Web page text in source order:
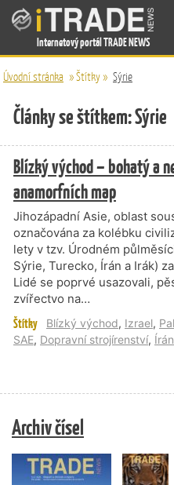
Internetový portál TRADE NEWS
Úvodní stránka »Štítky» Sýrie
Články se štítkem: Sýrie
Blízký východ – bohatý a
anamorfních map
Jihozápadní Asie, oblast
označována za kolébku
lety v tzv. Úrodném
Sýrie, Turecko, Írán a Irák)
Lidé se poprvé usazovali,
zvířectvo na…
Štítky Blízký východ, Izrael,
SAE, Dopravní strojírenství, Írán
Archiv čísel